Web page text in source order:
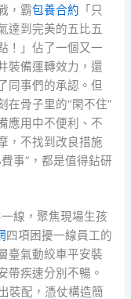
，霸包養合約 「只
達到完美的五比五
！」佔了一個又一
裝備運轉效力，還
同事們的承認。但
在骨子里的“閑不住”
應用中不便利、不
，不找到改良措施
事”，都是值得鉆研
線，聚焦現場生孩
四項困擾一線員工的
臺氣動絞車平安裝
帶疾速分別不暢。
裝配，憑仗構造簡